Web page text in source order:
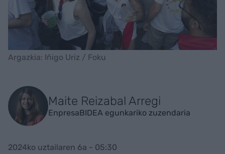
Argazkia: Iñigo Uriz / Foku
Maite Reizabal Arregi
EnpresaBIDEA egunkariko zuzendaria
2024ko uztailaren 6a - 05:30